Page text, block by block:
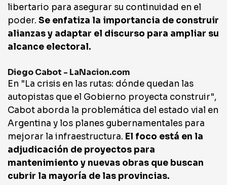
libertario para asegurar su continuidad en el
poder. Se enfatiza la importancia de construir
alianzas y adaptar el discurso para ampliar su
alcance electoral.
Diego Cabot - LaNacion.com
En "La crisis en las rutas: dónde quedan las
autopistas que el Gobierno proyecta construir",
Cabot aborda la problemática del estado vial en
Argentina y los planes gubernamentales para
mejorar la infraestructura. El foco está en la
adjudicación de proyectos para
mantenimiento y nuevas obras que buscan
cubrir la mayoría de las provincias.